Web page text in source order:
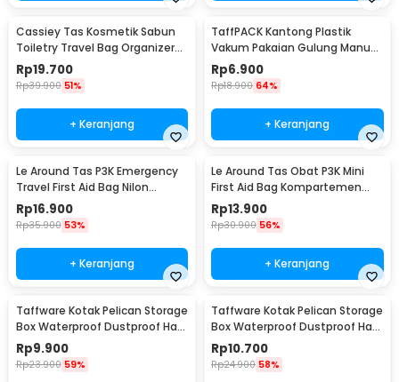
Cassiey Tas Kosmetik Sabun
Toiletry Travel Bag Organizer
21x17x8cm - VER.2
Rp19.700
Rp39.900 51%
+ Keranjang
TaffPACK Kantong Plastik
Vakum Pakaian Gulung Manual
1 PCS 39.5x60cm - VB-70
Rp6.900
Rp18.900 64%
+ Keranjang
Le Around Tas P3K Emergency
Travel First Aid Bag Nilon
23.7x13x7.5cm - LG129
Rp16.900
Rp35.900 53%
+ Keranjang
Le Around Tas Obat P3K Mini
First Aid Bag Kompartemen
Travel - A3079
Rp13.900
Rp30.900 56%
+ Keranjang
Taffware Kotak Pelican Storage
Box Waterproof Dustproof Hard
Case ABS S - G10/J020
Rp9.900
Rp23.900 59%
Taffware Kotak Pelican Storage
Box Waterproof Dustproof Hard
Case ABS L - G10/J020
Rp10.700
Rp24.900 58%